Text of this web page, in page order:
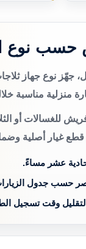
حسب نوع
جهّز نوع جهاز
منزلية مناسبة
للغسالات أو
قطع غيار أصلية
عشر مساءً.
حسب جدول
لتقليل وقت تسجيل